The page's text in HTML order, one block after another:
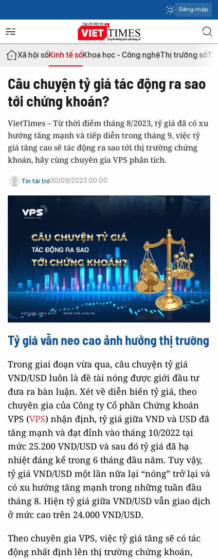
Đăng nhập
Xã hội sốKinh tế sốKhoa học - Công nghệThị trường số
Câu chuyện tỷ giá tác động ra sao
tới chứng khoán?
VietTimes – Từ thời điểm tháng 8/2023, tỷ giá đã có xu
hướng tăng mạnh và tiếp diễn trong tháng 9, việc tỷ
giá tăng cao sẽ tác động ra sao tới thị trường chứng
khoán, hãy cùng chuyên gia VPS phân tích.
Tin tài trợ30/09/2023 00:00
Tỷ giá vẫn neo cao ảnh hưởng thị trường
Trong giai đoạn vừa qua, câu chuyện tỷ giá
VND/USD luôn là đề tài nóng được giới đầu tư
đưa ra bàn luận. Xét về diễn biến tỷ giá, theo
chuyên gia của Công ty Cổ phần Chứng khoán
VPS (VPS) nhận định, tỷ giá giữa VND và USD đã
tăng mạnh và đạt đỉnh vào tháng 10/2022 tại
mức 25.200 VND/USD và sau đó tỷ giá đã hạ
nhiệt đáng kể trong 6 tháng đầu năm. Tuy vậy,
tỷ giá VND/USD một lần nữa lại “nóng” trở lại và
có xu hướng tăng mạnh trong những tuần đầu
tháng 8. Hiện tỷ giá giữa VND/USD vẫn giao dịch
ở mức cao trên 24.000 VND/USD.
Theo chuyên gia VPS, việc tỷ giá tăng sẽ có tác
động nhất định lên thị trường chứng khoán,